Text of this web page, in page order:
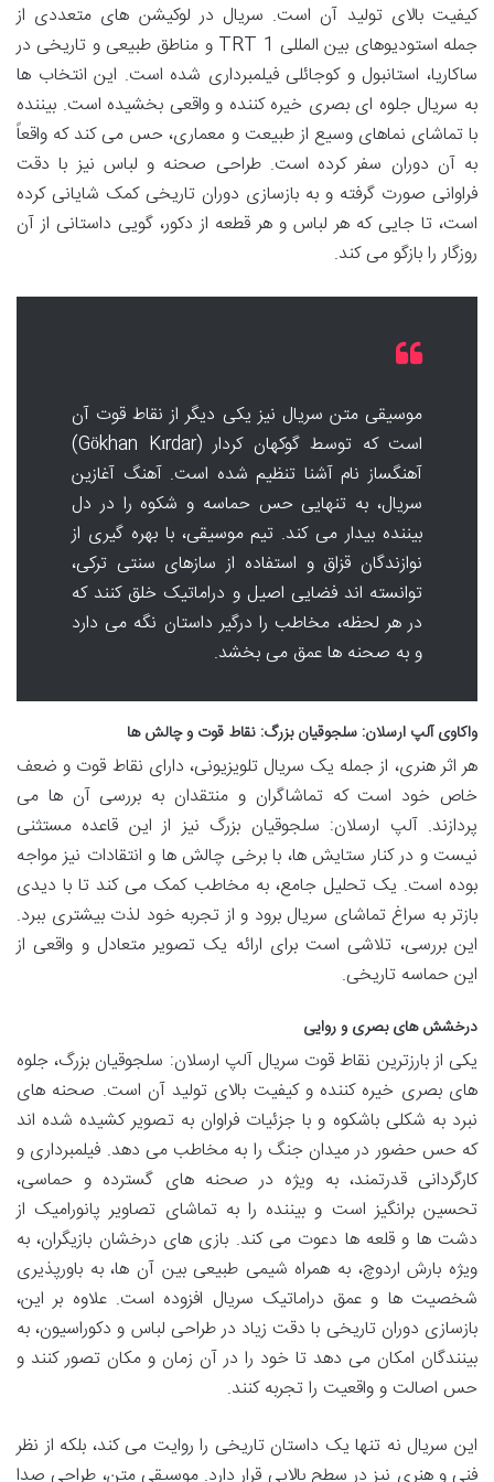
کیفیت بالای تولید آن است. سریال در لوکیشن های متعددی از
جمله استودیوهای بین المللی TRT 1 و مناطق طبیعی و تاریخی در
ساکاریا، استانبول و کوجائلی فیلمبرداری شده است. این انتخاب ها
به سریال جلوه ای بصری خیره کننده و واقعی بخشیده است. بیننده
با تماشای نماهای وسیع از طبیعت و معماری، حس می کند که واقعاً
به آن دوران سفر کرده است. طراحی صحنه و لباس نیز با دقت
فراوانی صورت گرفته و به بازسازی دوران تاریخی کمک شایانی کرده
است، تا جایی که هر لباس و هر قطعه از دکور، گویی داستانی از آن
روزگار را بازگو می کند.
موسیقی متن سریال نیز یکی دیگر از نقاط قوت آن
است که توسط گوکهان کردار (Gökhan Kırdar)
آهنگساز نام آشنا تنظیم شده است. آهنگ آغازین
سریال، به تنهایی حس حماسه و شکوه را در دل
بیننده بیدار می کند. تیم موسیقی، با بهره گیری از
نوازندگان قزاق و استفاده از سازهای سنتی ترکی،
توانسته اند فضایی اصیل و دراماتیک خلق کنند که
در هر لحظه، مخاطب را درگیر داستان نگه می دارد
و به صحنه ها عمق می بخشد.
واکاوی آلپ ارسلان: سلجوقیان بزرگ: نقاط قوت و چالش ها
هر اثر هنری، از جمله یک سریال تلویزیونی، دارای نقاط قوت و ضعف
خاص خود است که تماشاگران و منتقدان به بررسی آن ها می
پردازند. آلپ ارسلان: سلجوقیان بزرگ نیز از این قاعده مستثنی
نیست و در کنار ستایش ها، با برخی چالش ها و انتقادات نیز مواجه
بوده است. یک تحلیل جامع، به مخاطب کمک می کند تا با دیدی
بازتر به سراغ تماشای سریال برود و از تجربه خود لذت بیشتری ببرد.
این بررسی، تلاشی است برای ارائه یک تصویر متعادل و واقعی از
این حماسه تاریخی.
درخشش های بصری و روایی
یکی از بارزترین نقاط قوت سریال آلپ ارسلان: سلجوقیان بزرگ، جلوه
های بصری خیره کننده و کیفیت بالای تولید آن است. صحنه های
نبرد به شکلی باشکوه و با جزئیات فراوان به تصویر کشیده شده اند
که حس حضور در میدان جنگ را به مخاطب می دهد. فیلمبرداری و
کارگردانی قدرتمند، به ویژه در صحنه های گسترده و حماسی،
تحسین برانگیز است و بیننده را به تماشای تصاویر پانورامیک از
دشت ها و قلعه ها دعوت می کند. بازی های درخشان بازیگران، به
ویژه بارش اردوچ، به همراه شیمی طبیعی بین آن ها، به باورپذیری
شخصیت ها و عمق دراماتیک سریال افزوده است. علاوه بر این،
بازسازی دوران تاریخی با دقت زیاد در طراحی لباس و دکوراسیون، به
بینندگان امکان می دهد تا خود را در آن زمان و مکان تصور کنند و
حس اصالت و واقعیت را تجربه کنند.
این سریال نه تنها یک داستان تاریخی را روایت می کند، بلکه از نظر
فنی و هنری نیز در سطح بالایی قرار دارد. موسیقی متن، طراحی صدا